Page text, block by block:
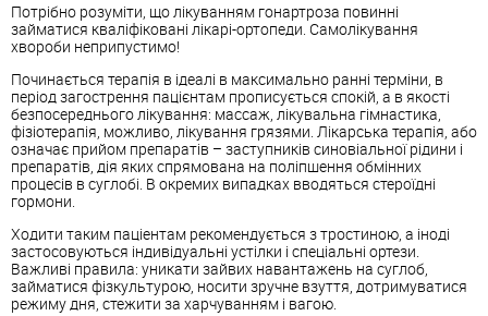
Потрібно розуміти, що лікуванням гонартроза повинні
займатися кваліфіковані лікарі-ортопеди. Самолікування
хвороби неприпустимо!
Починається терапія в ідеалі в максимально ранні терміни, в
період загострення пацієнтам прописується спокій, а в якості
безпосереднього лікування: массаж, лікувальна гімнастика,
фізіотерапія, можливо, лікування грязями. Лікарська терапія, або
означає прийом препаратів – заступників синовіальної рідини і
препаратів, дія яких спрямована на поліпшення обмінних
процесів в суглобі. В окремих випадках вводяться стероїдні
гормони.
Ходити таким паціентам рекомендується з тростиною, а іноді
застосовуються індивідуальні устілки і спеціальні ортези.
Важливі правила: уникати зайвих навантажень на суглоб,
займатися фізкультурою, носити зручне взуття, дотримуватися
режиму дня, стежити за харчуванням і вагою.